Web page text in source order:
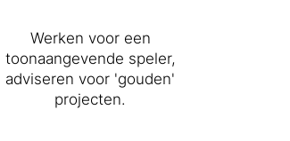
Werken voor een
toonaangevende speler,
adviseren voor 'gouden'
projecten.